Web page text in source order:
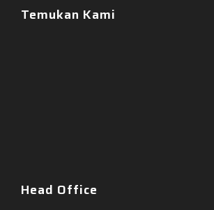
Temukan Kami
Head Office